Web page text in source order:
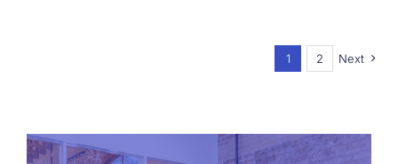
1 2 Next